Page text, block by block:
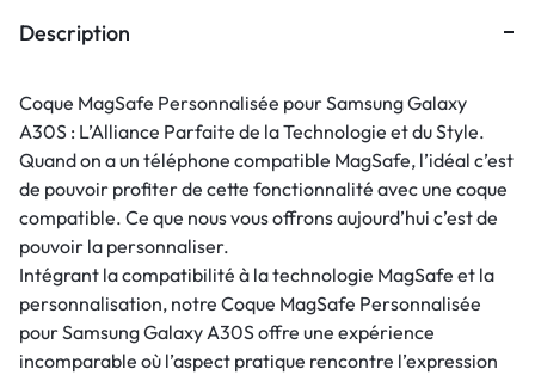
Description
Coque MagSafe Personnalisée pour Samsung Galaxy
A30S : L’Alliance Parfaite de la Technologie et du Style.
Quand on a un téléphone compatible MagSafe, l’idéal c’est
de pouvoir profiter de cette fonctionnalité avec une coque
compatible. Ce que nous vous offrons aujourd’hui c’est de
pouvoir la personnaliser.
Intégrant la compatibilité à la technologie MagSafe et la
personnalisation, notre Coque MagSafe Personnalisée
pour Samsung Galaxy A30S offre une expérience
incomparable où l’aspect pratique rencontre l’expression